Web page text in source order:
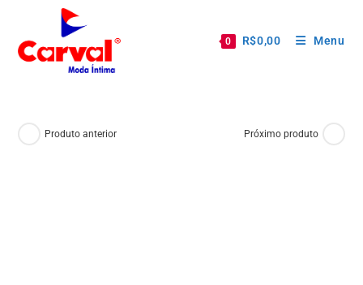
0 R$0,00 Menu
Produto anterior Próximo produto